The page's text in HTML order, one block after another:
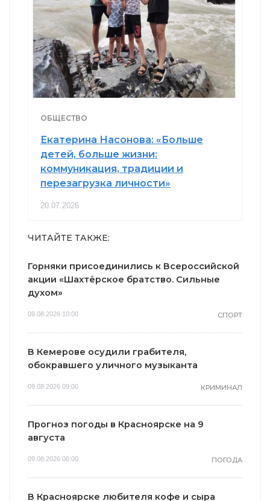
ОБЩЕСТВО
Екатерина Насонова: «Больше
детей, больше жизни:
коммуникация, традиции и
перезагрузка личности»
20.07.2026
ЧИТАЙТЕ ТАКЖЕ:
Горняки присоединились к Всероссийской
акции «Шахтёрское братство. Сильные
духом»
09.08.2026 10:00 СПОРТ
В Кемерове осудили грабителя,
обокравшего уличного музыканта
09.08.2026 09:00 КРИМИНАЛ
Прогноз погоды в Красноярске на 9
августа
09.08.2026 06:00 ПОГОДА
В Красноярске любителя кофе и сыра